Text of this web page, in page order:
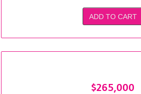
ADD TO CART
$265,000